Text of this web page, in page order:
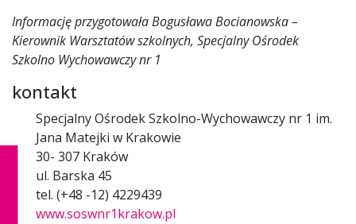
Informację przygotowała Bogusława Bocianowska –
Kierownik Warsztatów szkolnych, Specjalny Ośrodek
Szkolno Wychowawczy nr 1
kontakt
Specjalny Ośrodek Szkolno-Wychowawczy nr 1 im.
Jana Matejki w Krakowie
30- 307 Kraków
ul. Barska 45
tel. (+48 -12) 4229439
www.soswnr1krakow.pl